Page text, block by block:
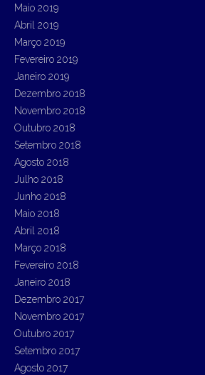
Maio 2019
Abril 2019
Março 2019
Fevereiro 2019
Janeiro 2019
Dezembro 2018
Novembro 2018
Outubro 2018
Setembro 2018
Agosto 2018
Julho 2018
Junho 2018
Maio 2018
Abril 2018
Março 2018
Fevereiro 2018
Janeiro 2018
Dezembro 2017
Novembro 2017
Outubro 2017
Setembro 2017
Agosto 2017